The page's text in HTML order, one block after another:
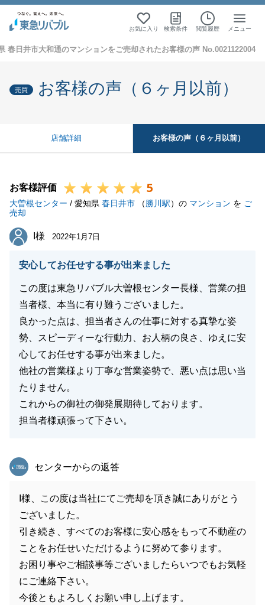
お気に入り 検索条件 閲覧履歴 メニュー
春日井市大和通のマンションをご売却されたお客様の声 No.0021122004
売買 お客様の声（６ヶ月以前）
店舗詳細 お客様の声（６ヶ月以前）
お客様評価 5
大曽根センター / 愛知県 春日井市 （ 勝川駅）の マンション を ご
売却
I様
I様 2022年1月7日
安心してお任せする事が出来ました
この度は東急リバブル大曽根センター長様、営業の担
当者様、本当に有り難うございました。
良かった点は、担当者さんの仕事に対する真摯な姿
勢、スピーディーな行動力、お人柄の良さ、ゆえに安
心してお任せする事が出来ました。
他社の営業様より丁寧な営業姿勢で、悪い点は思い当
たりません。
これからの御社の御発展期待しております。
担当者様頑張って下さい。
東急リバブル
センターからの返答
I様、この度は当社にてご売却を頂き誠にありがとう
ございました。
引き続き、すべてのお客様に安心感をもって不動産の
ことをお任せいただけるように努めて参ります。
お困り事やご相談事等ございましたらいつでもお気軽
にご連絡下さい。
今後ともよろしくお願い申し上げます。